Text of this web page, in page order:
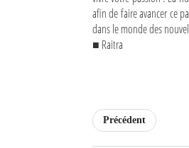
Mot de passe oublié ?
afin de faire avancer ce
dans le monde des
■ Raitra
Précédent